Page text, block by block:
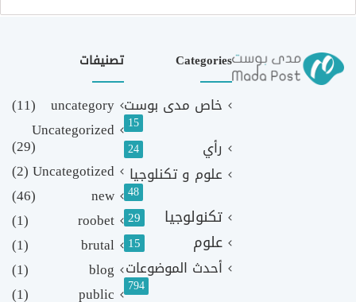
Categories
خاص مدى بوست
15
رأي 24
علوم و تكنلوجيا
48
تكنولوجيا 29
علوم 15
أحدث الموضوعات
794
تصنيفات
uncategory
(11)
Uncategorized
(29)
Uncategotized
(2)
new
(46)
roobet
(1)
brutal
(1)
blog
(1)
public
(1)